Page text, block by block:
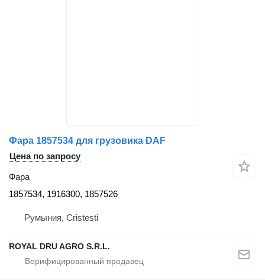
Фара 1857534 для грузовика DAF
Цена по запросу
Фара
1857534, 1916300, 1857526
Румыния, Cristesti
ROYAL DRU AGRO S.R.L.